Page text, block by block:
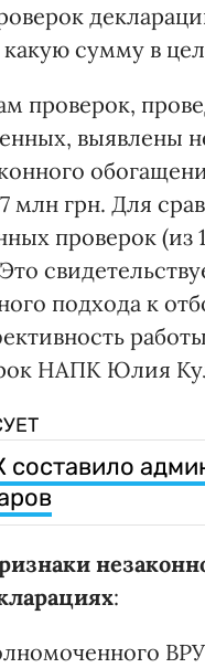
какую сумму в
проверок,
выявлены
млн грн. Для
проверок
подхода к
НАПК Юлия
: